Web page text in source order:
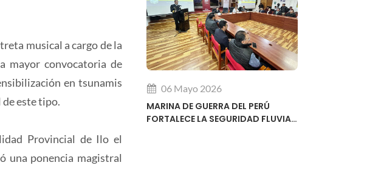
musical a cargo de la
mayor convocatoria de
en tsunamis
de este tipo.
Provincial de Ilo el
una ponencia magistral
06 Mayo 2026
MARINA DE GUERRA DEL PERÚ
FORTALECE LA SEGURIDAD FLUVIAL